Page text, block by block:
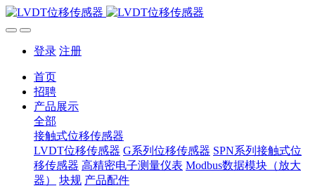
登录 注册
首页
招聘
产品展示
全部
接触式位移传感器
LVDT位移传感器 G系列位移传感器 SPN系列接触式位
移传感器 高精密电子测量仪表 Modbus数据模块（放大
器）
块规 产品配件